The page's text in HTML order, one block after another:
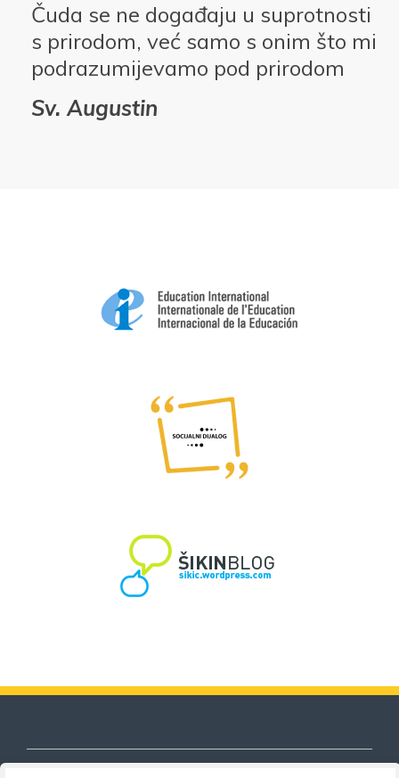
Čuda se ne događaju u suprotnosti
s prirodom, već samo s onim što mi
podrazumijevamo pod prirodom
Sv. Augustin